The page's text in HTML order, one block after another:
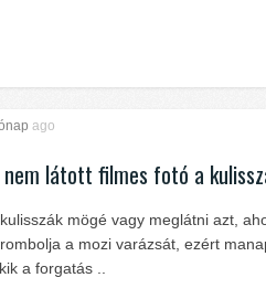
ago
nem látott filmes fotó a
mögé vagy meglátni azt,
a mozi varázsát, ezért
a forgatás ..